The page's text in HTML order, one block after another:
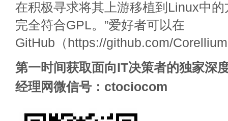
在积极寻求将其上游移植到Linux中
完全符合GPL。”爱好者可以在
GitHub（https://github.com/
第一时间获取面向IT决策者的独家深
经理网微信号：ctociocom